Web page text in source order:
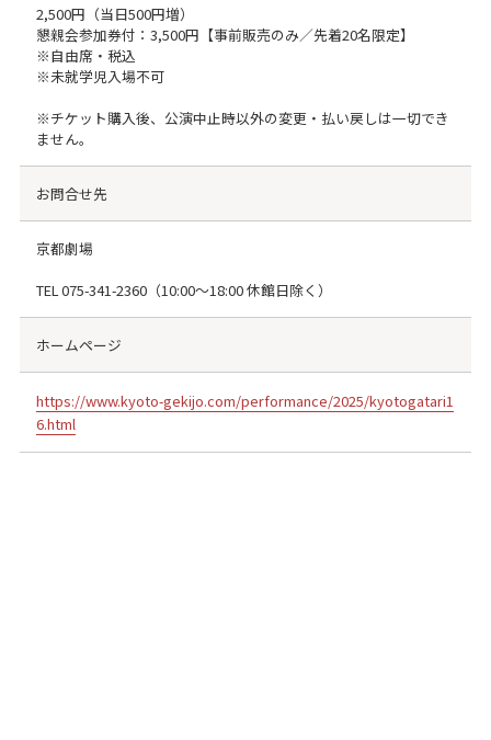
2,500円（当日500円増）
懇親会参加券付：3,500円【事前販売のみ／先着20名限定】
※自由席・税込
※未就学児入場不可
※チケット購入後、公演中止時以外の変更・払い戻しは一切でき
ません。
お問合せ先
京都劇場
TEL075-341-2360（10:00～18:00 休館日除く）
ホームページ
https://www.kyoto-gekijo.com/performance/2025/kyotogatari1
6.html